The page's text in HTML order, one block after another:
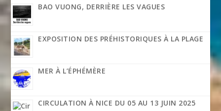
BAO VUONG, DERRIÈRE LES VAGUES
EXPOSITION DES PRÉHISTORIQUES À LA PLAGE
MER À L’ÉPHÉMÈRE
CIRCULATION À NICE DU 05 AU 13 JUIN 2025